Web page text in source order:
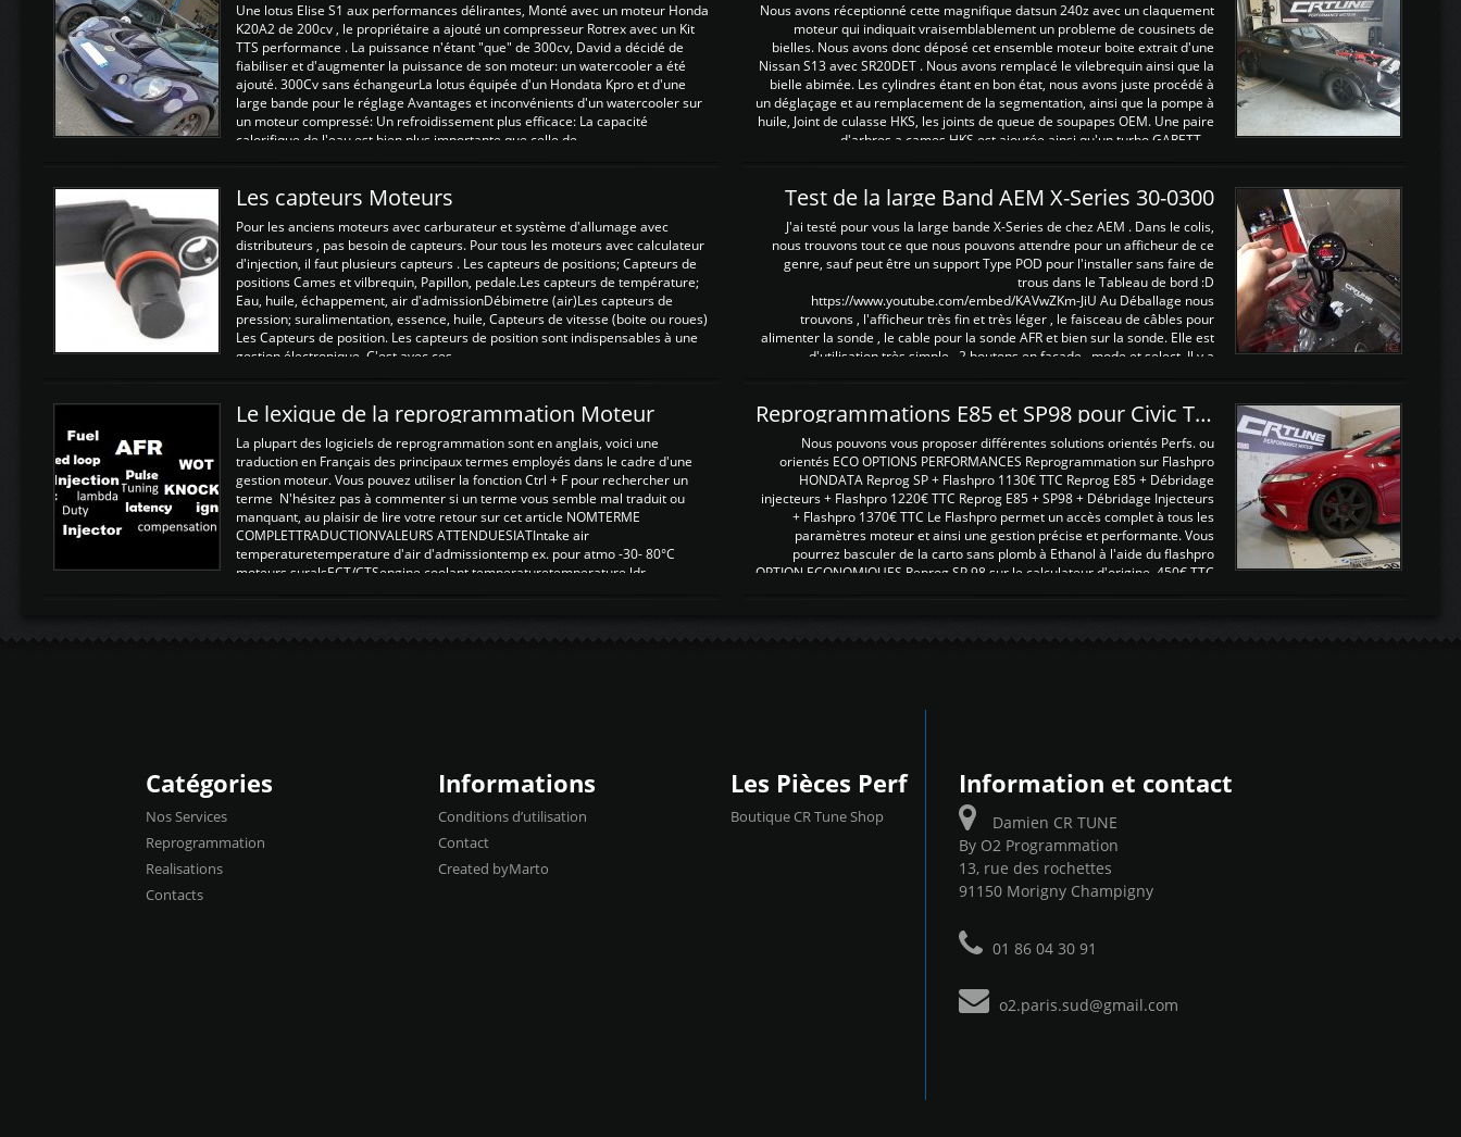
Une lotus Elise S1 aux performances délirantes, Monté avec un moteur Honda
K20A2 de 200cv , le propriétaire a ajouté un compresseur Rotrex avec un Kit
TTS performance . La puissance n'étant "que" de 300cv, David a décidé de
fiabiliser et d'augmenter la puissance de son moteur: un watercooler a été
ajouté. 300Cv sans échangeurLa lotus équipée d'un Hondata Kpro et d'une
large bande pour le réglage Avantages et inconvénients d'un watercooler sur
un moteur compressé: Un refroidissement plus efficace: La capacité
calorifique de l'eau est bien plus importante que celle de ...
Nous avons réceptionné cette magnifique datsun 240z avec un claquement
moteur qui indiquait vraisemblablement un probleme de cousinets de
bielles. Nous avons donc déposé cet ensemble moteur boite extrait d'une
Nissan S13 avec SR20DET . Nous avons remplacé le vilebrequin ainsi que la
bielle abimée. Les cylindres étant en bon état, nous avons juste procédé à
un déglaçage et au remplacement de la segmentation, ainsi que la pompe à
huile, Joint de culasse HKS, les joints de queue de soupapes OEM. Une paire
d'arbres a cames HKS est ajoutée ainsi qu'un turbo GARETT ...
Les capteurs Moteurs
Pour les anciens moteurs avec carburateur et système d'allumage avec
distributeurs , pas besoin de capteurs. Pour tous les moteurs avec calculateur
d'injection, il faut plusieurs capteurs . Les capteurs de positions; Capteurs de
positions Cames et vilbrequin, Papillon, pedale.Les capteurs de température;
Eau, huile, échappement, air d'admissionDébimetre (air)Les capteurs de
pression; suralimentation, essence, huile, Capteurs de vitesse (boite ou roues)
Les Capteurs de position. Les capteurs de position sont indispensables à une
gestion électronique. C'est avec ces ...
Test de la large Band AEM X-Series 30-0300
J'ai testé pour vous la large bande X-Series de chez AEM . Dans le colis,
nous trouvons tout ce que nous pouvons attendre pour un afficheur de ce
genre, sauf peut être un support Type POD pour l'installer sans faire de
trous dans le Tableau de bord :D
https://www.youtube.com/embed/KAVwZKm-JiU Au Déballage nous
trouvons , l'afficheur très fin et très léger , le faisceau de câbles pour
alimenter la sonde , le cable pour la sonde AFR et bien sur la sonde. Elle est
d'utilisation très simple , 2 boutons en façade , mode et select. Il y a
Le lexique de la reprogrammation Moteur
La plupart des logiciels de reprogrammation sont en anglais, voici une
traduction en Français des principaux termes employés dans le cadre d'une
gestion moteur. Vous pouvez utiliser la fonction Ctrl + F pour rechercher un
terme N'hésitez pas à commenter si un terme vous semble mal traduit ou
manquant, au plaisir de lire votre retour sur cet article NOMTERME
COMPLETTRADUCTIONVALEURS ATTENDUESIATIntake air
temperaturetemperature d'air d'admissiontemp ex. pour atmo -30- 80°C
moteurs suralsECT/CTSengine coolant temperaturetemperature ldr
Reprogrammations E85 et SP98 pour Civic Type R FN2
Nous pouvons vous proposer différentes solutions orientés Perfs. ou
orientés ECO OPTIONS PERFORMANCES Reprogrammation sur Flashpro
HONDATA Reprog SP + Flashpro 1130€ TTC Reprog E85 + Débridage
injecteurs + Flashpro 1220€ TTC Reprog E85 + SP98 + Débridage Injecteurs
+ Flashpro 1370€ TTC Le Flashpro permet un accès complet à tous les
paramètres moteur et ainsi une gestion précise et performante. Vous
pourrez basculer de la carto sans plomb à Ethanol à l'aide du flashpro
OPTION ECONOMIQUES Reprog SP 98 sur le calculateur d'origine 450€ TTC
Catégories
Nos Services
Reprogrammation
Realisations
Contacts
Informations
Conditions d’utilisation
Contact
Created byMarto
Les Pièces Perf
Boutique CR Tune Shop
Information et contact
Damien CR TUNE
By O2 Programmation
13, rue des rochettes
91150 Morigny Champigny
01 86 04 30 91
o2.paris.sud@gmail.com